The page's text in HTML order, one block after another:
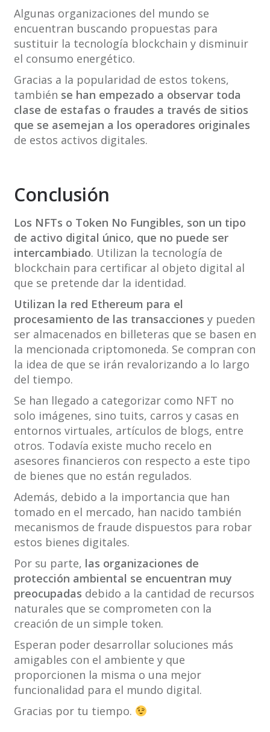
Algunas organizaciones del mundo se
encuentran buscando propuestas para
sustituir la tecnología blockchain y disminuir
el consumo energético.
Gracias a la popularidad de estos tokens,
también se han empezado a observar toda
clase de estafas o fraudes a través de sitios
que se asemejan a los operadores originales
de estos activos digitales.
Conclusión
Los NFTs o Token No Fungibles, son un tipo
de activo digital único, que no puede ser
intercambiado. Utilizan la tecnología de
blockchain para certificar al objeto digital al
que se pretende dar la identidad.
Utilizan la red Ethereum para el
procesamiento de las transacciones y pueden
ser almacenados en billeteras que se basen en
la mencionada criptomoneda. Se compran con
la idea de que se irán revalorizando a lo largo
del tiempo.
Se han llegado a categorizar como NFT no
solo imágenes, sino tuits, carros y casas en
entornos virtuales, artículos de blogs, entre
otros. Todavía existe mucho recelo en
asesores financieros con respecto a este tipo
de bienes que no están regulados.
Además, debido a la importancia que han
tomado en el mercado, han nacido también
mecanismos de fraude dispuestos para robar
estos bienes digitales.
Por su parte, las organizaciones de
protección ambiental se encuentran muy
preocupadas debido a la cantidad de recursos
naturales que se comprometen con la
creación de un simple token.
Esperan poder desarrollar soluciones más
amigables con el ambiente y que
proporcionen la misma o una mejor
funcionalidad para el mundo digital.
Gracias por tu tiempo.